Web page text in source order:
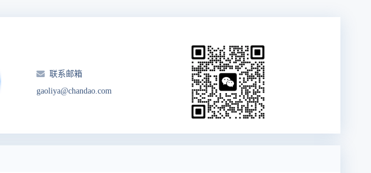
联系邮箱
gaoliya@chandao.com